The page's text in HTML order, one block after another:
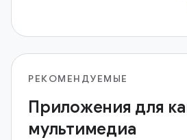
РЕКОМЕНДУЕМЫЕ
Приложения для
мультимедиа